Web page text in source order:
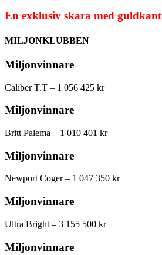
En exklusiv skara med guldkant
MILJONKLUBBEN
Miljonvinnare
Caliber T.T – 1 056 425 kr
Miljonvinnare
Britt Palema – 1 010 401 kr
Miljonvinnare
Newport Coger – 1 047 350 kr
Miljonvinnare
Ultra Bright – 3 155 500 kr
Miljonvinnare